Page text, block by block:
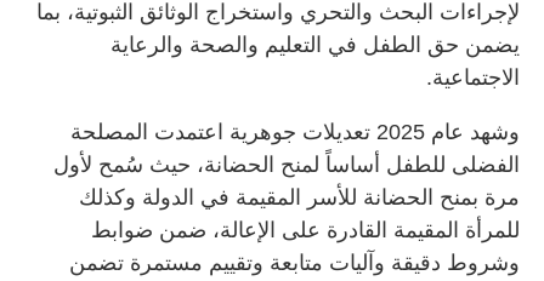
لإجراءات البحث والتحري واستخراج الوثائق الثبوتية، بما
يضمن حق الطفل في التعليم والصحة والرعاية
الاجتماعية.
وشهد عام 2025 تعديلات جوهرية اعتمدت المصلحة
الفضلى للطفل أساساً لمنح الحضانة، حيث سُمح لأول
مرة بمنح الحضانة للأسر المقيمة في الدولة وكذلك
للمرأة المقيمة القادرة على الإعالة، ضمن ضوابط
وشروط دقيقة وآليات متابعة وتقييم مستمرة تضمن